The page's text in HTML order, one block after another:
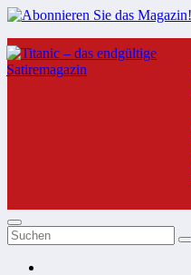
Zum
Inhalt
springen